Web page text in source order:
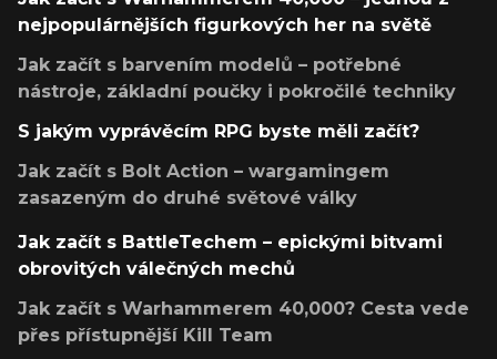
nejpopulárnějších figurkových her na světě
Jak začít s barvením modelů – potřebné
nástroje, základní poučky i pokročilé techniky
S jakým vyprávěcím RPG byste měli začít?
Jak začít s Bolt Action – wargamingem
zasazeným do druhé světové války
Jak začít s BattleTechem – epickými bitvami
obrovitých válečných mechů
Jak začít s Warhammerem 40,000? Cesta vede
přes přístupnější Kill Team